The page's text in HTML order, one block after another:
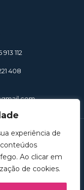
experiência de
Ao clicar em
de cookies.
913 112
408
de
Reserved.